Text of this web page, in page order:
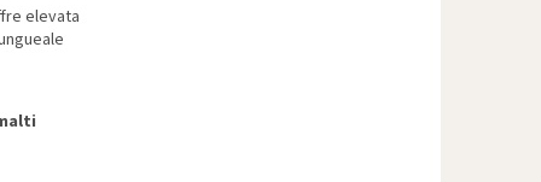
elevata